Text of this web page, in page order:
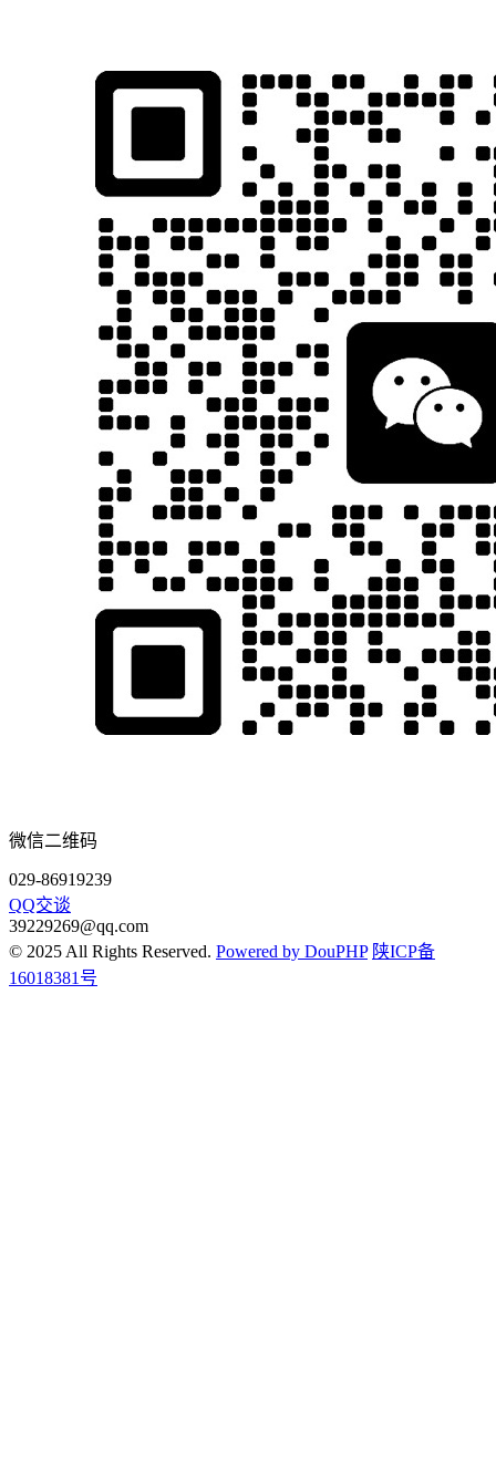
微信二维码
029-86919239
QQ交谈
39229269@qq.com
© 2025 All Rights Reserved. Powered by DouPHP 陕ICP备
16018381号